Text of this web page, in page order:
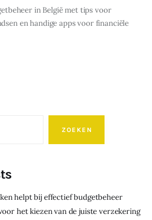
in België met tips voor
en handige apps voor financiële
ZOEKEN
helpt bij effectief budgetbeheer
het kiezen van de juiste verzekering